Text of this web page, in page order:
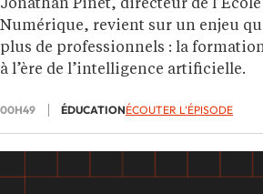
Jonathan Pinet, directeur de
Numérique, revient sur un enjeu
plus de professionnels : la
à l’ère de l’intelligence artificielle.
00H49 ÉDUCATIONÉCOUTER L'ÉPISODE